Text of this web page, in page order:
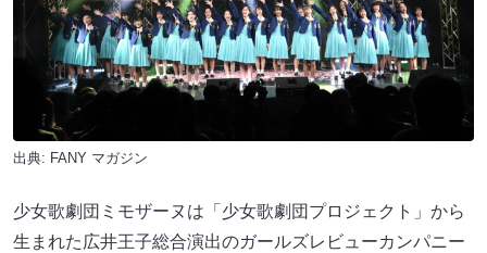
出典: FANY マガジン
少女歌劇団ミモザーヌは「少女歌劇団プロジェクト」から
生まれた広井王子総合演出のガールズレビューカンパニー